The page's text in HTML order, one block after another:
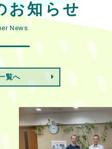
お知らせ
News
覧へ